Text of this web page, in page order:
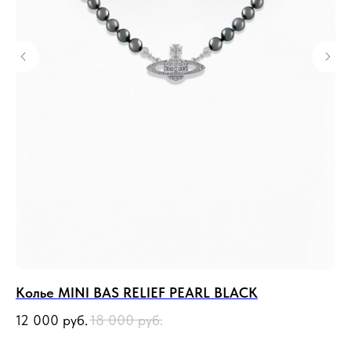
Колье MINI BAS RELIEF PEARL BLACK
12 000 руб.18 000 руб.